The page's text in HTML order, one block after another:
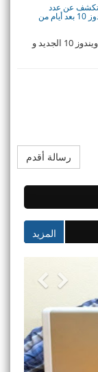
عن عدد
مستخدمي ويندوز 10 بعد أيام من
يبدو أن نظام ويندوز 10 الجديد و
رسالة أقدم